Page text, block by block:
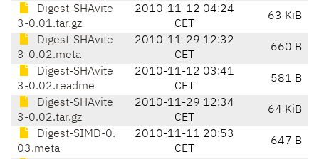
Digest-SHAvite
3-0.01.tar.gz
2010-11-12 04:24
CET
63 KiB
Digest-SHAvite
3-0.02.meta
2010-11-29 12:32
CET
660 B
Digest-SHAvite
3-0.02.readme
2010-11-12 03:41
CET
581 B
Digest-SHAvite
3-0.02.tar.gz
2010-11-29 12:34
CET
64 KiB
Digest-SIMD-0.
03.meta
2010-11-11 20:53
CET
647 B